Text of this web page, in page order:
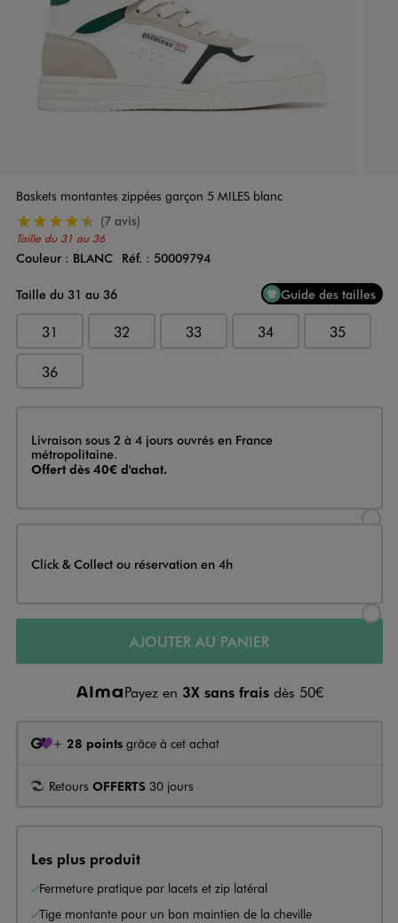
Baskets montantes zippées garçon 5 MILES blanc
Taille du 31 au 36
4.5/5 de moyenne
(7 avis)
Couleur
Couleur : BLANC Réf. : 50009794
Taille du 31 au 36
Guide des tailles
31 32 33 34 35
36
Livraison
Livraison sous 2 à 4 jours ouvrés en France
métropolitaine.
Offert dès 40€ d'achat.
Click & Collect ou réservation en 4h
AJOUTER AU PANIER
Payez en 3X sans frais dès 50€
+ 28 points grâce à cet achat
Retours OFFERTS 30 jours
Les plus produit
Fermeture pratique par lacets et zip latéral
Tige montante pour un bon maintien de la cheville